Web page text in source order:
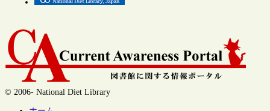
© 2006- National Diet Library